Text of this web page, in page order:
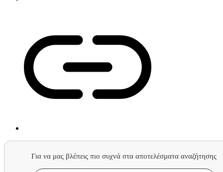
Για να μας βλέπεις πιο συχνά στα αποτελέσματα αναζήτησης